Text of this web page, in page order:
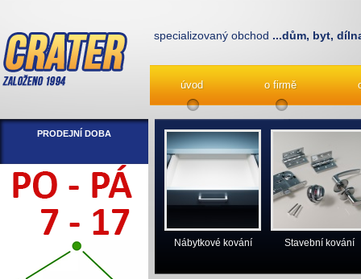
úvod o firmě
specializovaný obchod ...dům, byt,
PRODEJNÍ DOBA
Nábytkové kování Stavební kování